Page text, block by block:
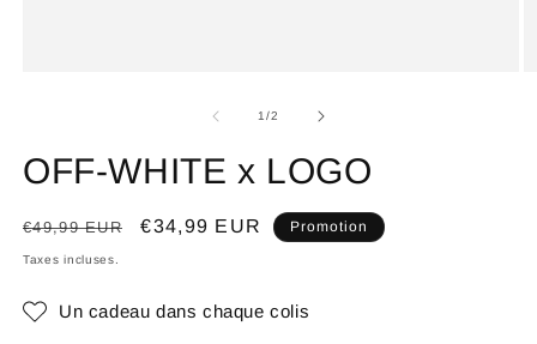
1/de
2
OFF-WHITE x LOGO
Prix
habituel
€49,99 EUR
Prix
€34,99 EUR Promotion
Taxes incluses.
Un cadeau dans chaque colis